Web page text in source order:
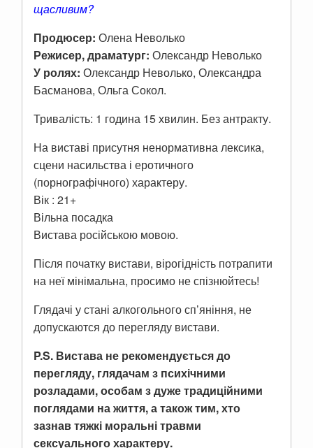
щасливим?
Продюсер: Олена Неволько
Режисер, драматург: Олександр Неволько
У ролях: Олександр Неволько, Олександра
Басманова, Ольга Сокол.
Тривалість: 1 година 15 хвилин. Без антракту.
На виставі присутня ненормативна лексика,
сцени насильства і еротичного
(порнографічного) характеру.
Вік : 21+
Вільна посадка
Вистава російською мовою.
Після початку вистави, вірогідність потрапити
на неї мінімальна, просимо не спізнюйтесь!
Глядачі у стані алкогольного сп’яніння, не
допускаются до перегляду вистави.
P.S. Вистава не рекомендується до
перегляду, глядачам з психічними
розладами, особам з дуже традиційними
поглядами на життя, а також тим, хто
зазнав тяжкі моральні травми
сексуального характеру.